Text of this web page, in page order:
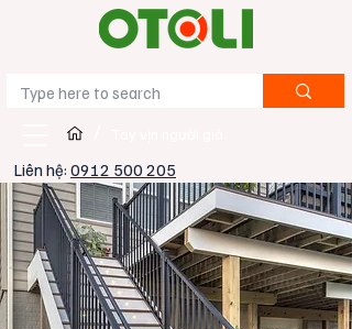
Liên hệ: 0912 500 205